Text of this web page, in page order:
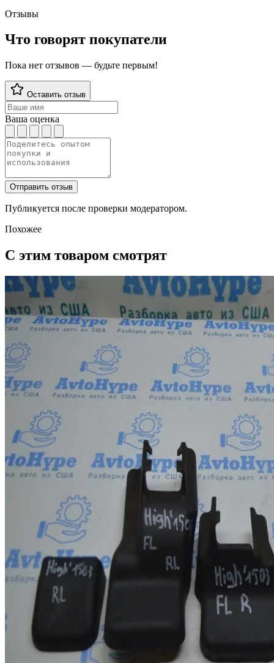
Отзывы
Что говорят покупатели
Пока нет отзывов — будьте первым!
Оставить отзыв
Ваша оценка
Отправить отзыв
Публикуется после проверки модератором.
Похожее
С этим товаром смотрят